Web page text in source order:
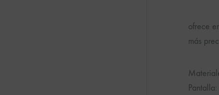
ofrece
más